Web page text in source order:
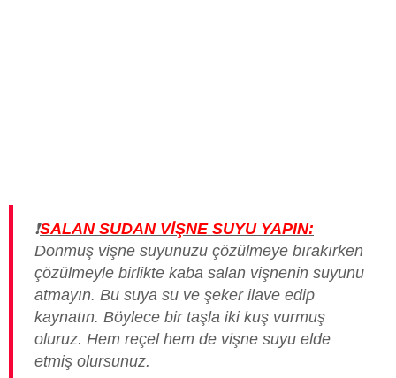
❗SALAN SUDAN VİŞNE SUYU YAPIN:
Donmuş vişne suyunuzu çözülmeye bırakırken
çözülmeyle birlikte kaba salan vişnenin suyunu
atmayın. Bu suya su ve şeker ilave edip
kaynatın. Böylece bir taşla iki kuş vurmuş
oluruz. Hem reçel hem de vişne suyu elde
etmiş olursunuz.